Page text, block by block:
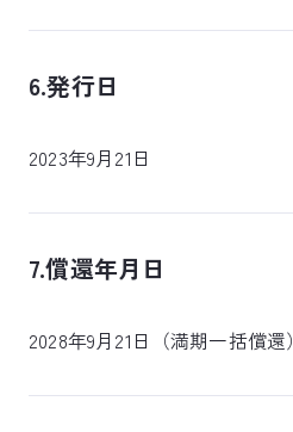
6.発行日
2023年9月21日
7.償還年月日
2028年9月21日（満期一括償還）